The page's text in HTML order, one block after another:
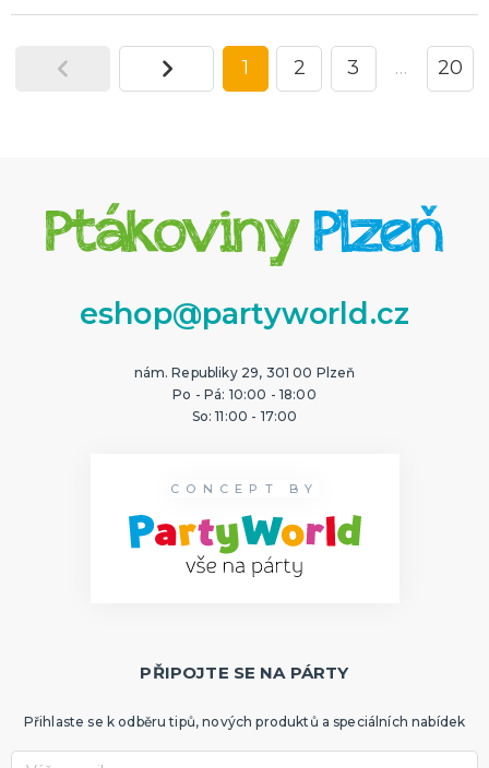
1 2 3 … 20
eshop@partyworld.cz
nám. Republiky 29, 301 00 Plzeň
Po - Pá: 10:00 - 18:00
So: 11:00 - 17:00
CONCEPT BY
PŘIPOJTE SE NA PÁRTY
Přihlaste se k odběru tipů, nových produktů a speciálních nabídek